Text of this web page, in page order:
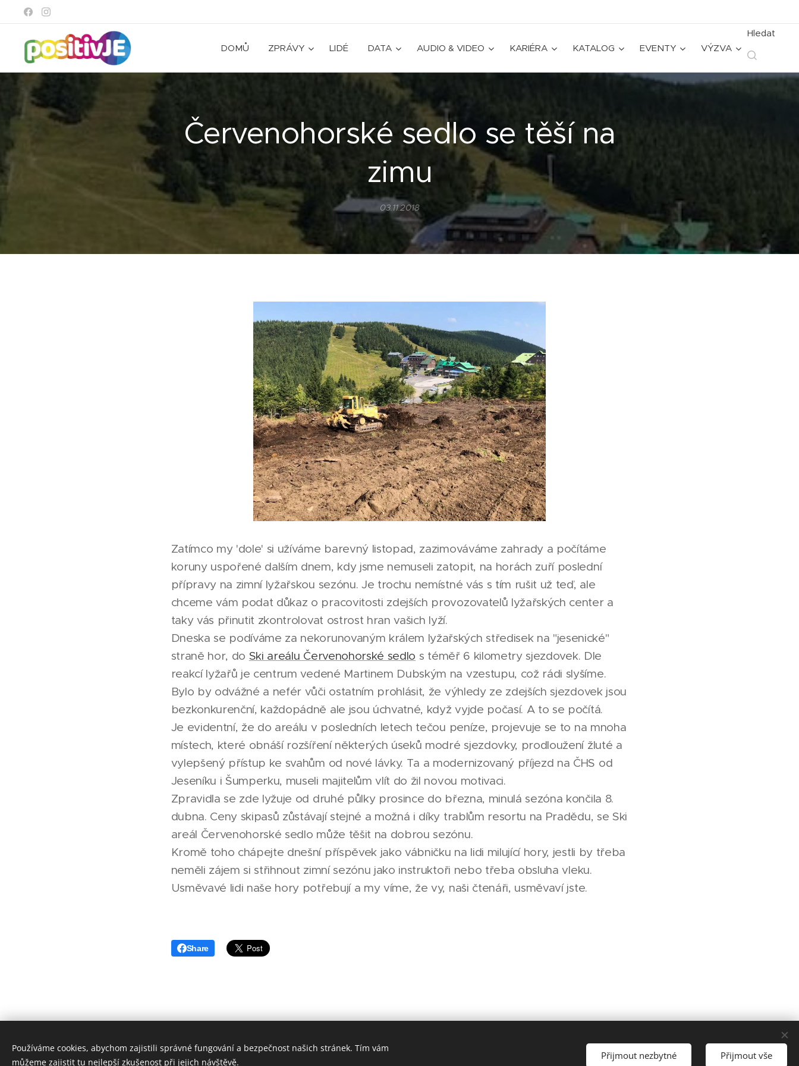
DOMŮ ZPRÁVY LIDÉ DATA AUDIO & VIDEO KARIÉRA KATALOG EVENTY VÝZVA
Hledat
Červenohorské sedlo se těší na
zimu
03.11.2018
Zatímco my 'dole' si užíváme barevný listopad, zazimováváme zahrady a počítáme
koruny uspořené dalším dnem, kdy jsme nemuseli zatopit, na horách zuří poslední
přípravy na zimní lyžařskou sezónu. Je trochu nemístné vás s tím rušit už teď, ale
chceme vám podat důkaz o pracovitosti zdejších provozovatelů lyžařských center a
taky vás přinutit zkontrolovat ostrost hran vašich lyží.
Dneska se podíváme za nekorunovaným králem lyžařských středisek na "jesenické"
straně hor, do Ski areálu Červenohorské sedlo s téměř 6 kilometry sjezdovek. Dle
reakcí lyžařů je centrum vedené Martinem Dubským na vzestupu, což rádi slyšíme.
Bylo by odvážné a nefér vůči ostatním prohlásit, že výhledy ze zdejších sjezdovek jsou
bezkonkurenční, každopádně ale jsou úchvatné, když vyjde počasí. A to se počítá.
Je evidentní, že do areálu v posledních letech tečou peníze, projevuje se to na mnoha
místech, které obnáší rozšíření některých úseků modré sjezdovky, prodloužení žluté a
vylepšený přístup ke svahům od nové lávky. Ta a modernizovaný příjezd na ČHS od
Jeseníku i Šumperku, museli majitelům vlít do žil novou motivaci.
Zpravidla se zde lyžuje od druhé půlky prosince do března, minulá sezóna končila 8.
dubna. Ceny skipasů zůstávají stejné a možná i díky trablům resortu na Pradědu, se Ski
areál Červenohorské sedlo může těšit na dobrou sezónu.
Kromě toho chápejte dnešní příspěvek jako vábničku na lidi milující hory, jestli by třeba
neměli zájem si střihnout zimní sezónu jako instruktoři nebo třeba obsluha vleku.
Usměvavé lidi naše hory potřebují a my víme, že vy, naši čtenáři, usměvaví jste.
Share
Made in Jesenicko © 2026 positivJE. Všechna práva vyhrazena.
Používáme cookies, abychom zajistili správné fungování a bezpečnost našich stránek. Tím vám
můžeme zajistit tu nejlepší zkušenost při jejich návštěvě.
Přijmout nezbytné Přijmout vše